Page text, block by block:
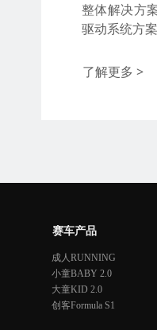
整体解决方
驱动系统方
了解更多 >
成人RUNNING
小童BABY 2.0
大童KID 2.0
创客Formula S1
赛车产品